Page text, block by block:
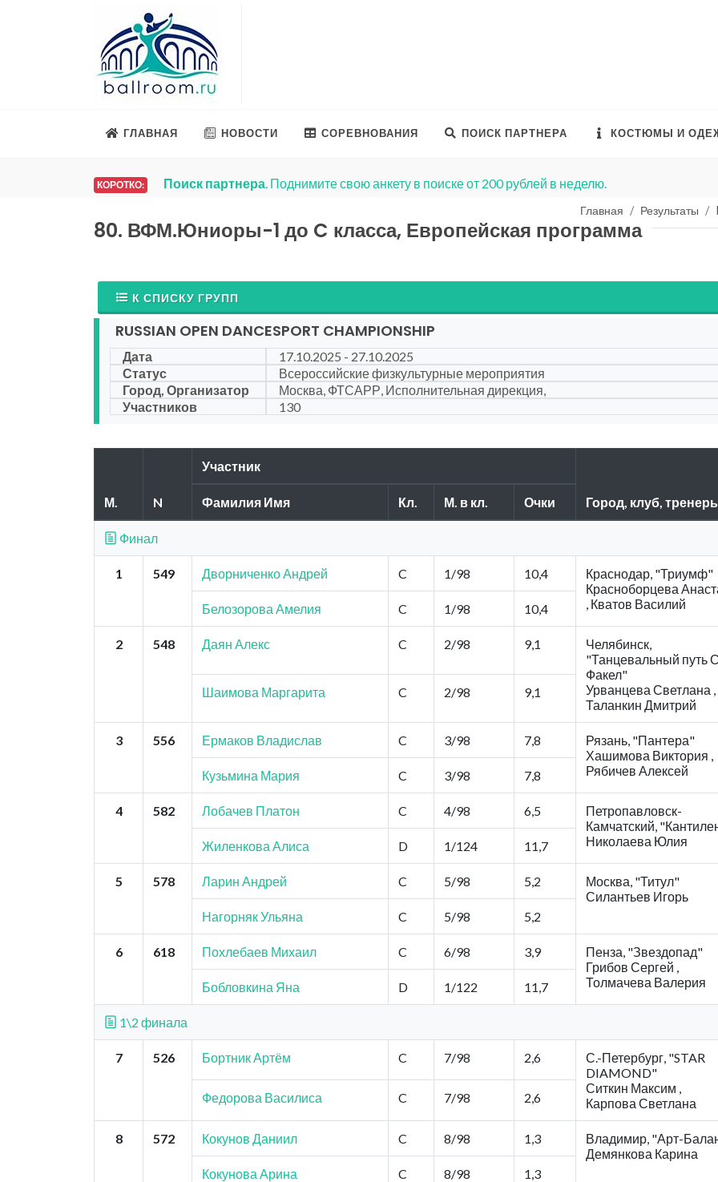
ГЛАВНАЯ НОВОСТИ СОРЕВНОВАНИЯ ПОИСК ПАРТНЕРА КОСТЮМЫ И
КОРОТКО: Поиск партнера. Поднимите свою анкету в поиске от 200 рублей в неделю.
Главная Результаты
80. ВФМ.Юниоры-1 до C класса, Европейская программа
К СПИСКУ ГРУПП
RUSSIAN OPEN DANCESPORT CHAMPIONSHIP
Дата
17.10.2025 - 27.10.2025
Статус
Всероссийские физкультурные мероприятия
Город, Организатор
Москва, ФТСАРР, Исполнительная дирекция,
Участников
130
М. N
Участник
Город, клуб,
Фамилия Имя Кл. М. в кл. Очки
Финал
1 549 Дворниченко Андрей C 1/98 10,4
Краснодар, "Триумф"
Красноборцева
, Кватов Василий
Белозорова Амелия C 1/98 10,4
2 548 Даян Алекс C 2/98 9,1
Челябинск,
"Танцевальный путь
Факел"
Урванцева Светлана ,
Таланкин Дмитрий
Шаимова Маргарита C 2/98 9,1
3 556 Ермаков Владислав C 3/98 7,8
Рязань, "Пантера"
Хашимова Виктория ,
Рябичев Алексей
Кузьмина Мария C 3/98 7,8
4 582 Лобачев Платон C 4/98 6,5
Петропавловск-
Камчатский,
Николаева Юлия
Жиленкова Алиса D 1/124 11,7
5 578 Ларин Андрей C 5/98 5,2
Москва, "Титул"
Силантьев Игорь
Нагорняк Ульяна
C 5/98 5,2
6 618 Похлебаев Михаил C 6/98 3,9
Пенза, "Звездопад"
Грибов Сергей ,
Толмачева Валерия
Бобловкина Яна D 1/122 11,7
1\2 финала
7 526 Бортник Артём C 7/98 2,6
С.-Петербург, "STAR
DIAMOND"
Ситкин Максим ,
Карпова Светлана
Федорова Василиса C 7/98 2,6
8 572 Кокунов Даниил C 8/98 1,3
Владимир, "Арт-
Демянкова Карина
Кокунова Арина
C 8/98 1,3